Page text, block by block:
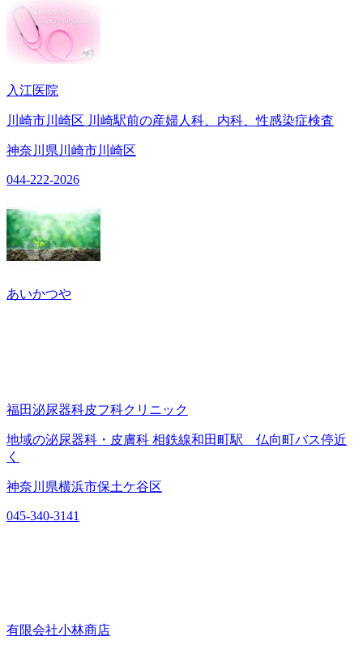
入江医院
川崎市川崎区 川崎駅前の産婦人科、内科、性感染症検査
神奈川県川崎市川崎区
044-222-2026
あいかつや
福田泌尿器科皮フ科クリニック
地域の泌尿器科・皮膚科 相鉄線和田町駅 仏向町バス停近
く
神奈川県横浜市保土ケ谷区
045-340-3141
有限会社小林商店